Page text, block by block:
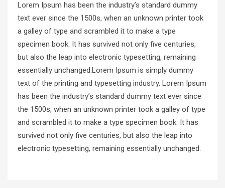
Lorem Ipsum has been the industry’s standard dummy
text ever since the 1500s, when an unknown printer took
a galley of type and scrambled it to make a type
specimen book. It has survived not only five centuries,
but also the leap into electronic typesetting, remaining
essentially unchanged.Lorem Ipsum is simply dummy
text of the printing and typesetting industry. Lorem Ipsum
has been the industry’s standard dummy text ever since
the 1500s, when an unknown printer took a galley of type
and scrambled it to make a type specimen book. It has
survived not only five centuries, but also the leap into
electronic typesetting, remaining essentially unchanged.